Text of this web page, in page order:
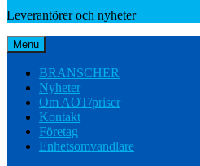
Leverantörer och nyheter
Menu
BRANSCHER
Nyheter
Om AOT/priser
Kontakt
Företag
Enhetsomvandlare